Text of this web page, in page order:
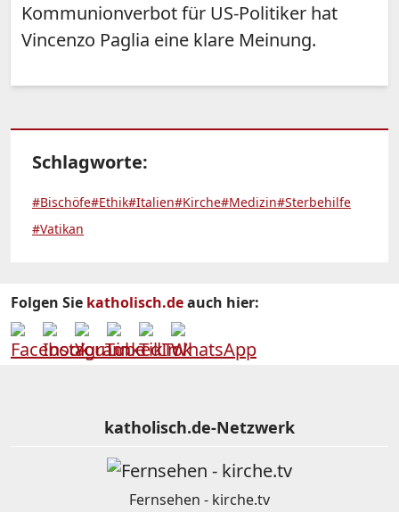
Kommunionverbot für US-Politiker hat
Vincenzo Paglia eine klare Meinung.
Schlagworte:
#Bischöfe#Ethik#Italien#Kirche#Medizin#Sterbehilfe
#Vatikan
Folgen Sie katholisch.deauch hier:
katholisch.de-Netzwerk
Fernsehen - kirche.tv